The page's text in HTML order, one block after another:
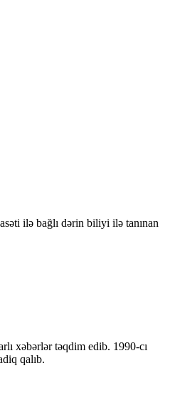
ilə bağlı dərin biliyi ilə tanınan
xəbərlər təqdim edib. 1990-cı
qalıb.